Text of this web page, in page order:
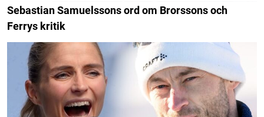
Sebastian Samuelssons ord om Brorssons och
Ferrys kritik